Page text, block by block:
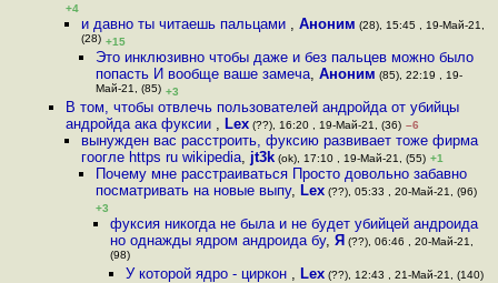
+4
и давно ты читаешь пальцами , Аноним (28), 15:45 , 19-Май-21,
(28) +15
Это инклюзивно чтобы даже и без пальцев можно было
попасть И вообще ваше замеча, Аноним (85), 22:19 , 19-
Май-21, (85) +3
В том, чтобы отвлечь пользователей андройда от убийцы
андройда ака фуксии , Lex (??), 16:20 , 19-Май-21, (36) –6
вынужден вас расстроить, фуксию развивает тоже фирма
гоогле https ru wikipedia, jt3k(ok), 17:10 , 19-Май-21, (55) +1
Почему мне расстраиваться Просто довольно забавно
посматривать на новые выпу, Lex(??), 05:33 , 20-Май-21, (96)
+3
фуксия никогда не была и не будет убийцей андроида
но однажды ядром андроида бу,Я (??), 06:46 , 20-Май-21,
(98)
У которой ядро - циркон , Lex(??), 12:43 , 21-Май-21, (140)